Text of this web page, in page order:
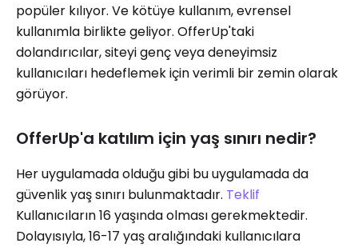
popüler kılıyor. Ve kötüye kullanım, evrensel
kullanımla birlikte geliyor. OfferUp'taki
dolandırıcılar, siteyi genç veya deneyimsiz
kullanıcıları hedeflemek için verimli bir zemin olarak
görüyor.
OfferUp'a katılım için yaş sınırı nedir?
Her uygulamada olduğu gibi bu uygulamada da
güvenlik yaş sınırı bulunmaktadır. Teklif
Kullanıcıların 16 yaşında olması gerekmektedir.
Dolayısıyla, 16-17 yaş aralığındaki kullanıcılara